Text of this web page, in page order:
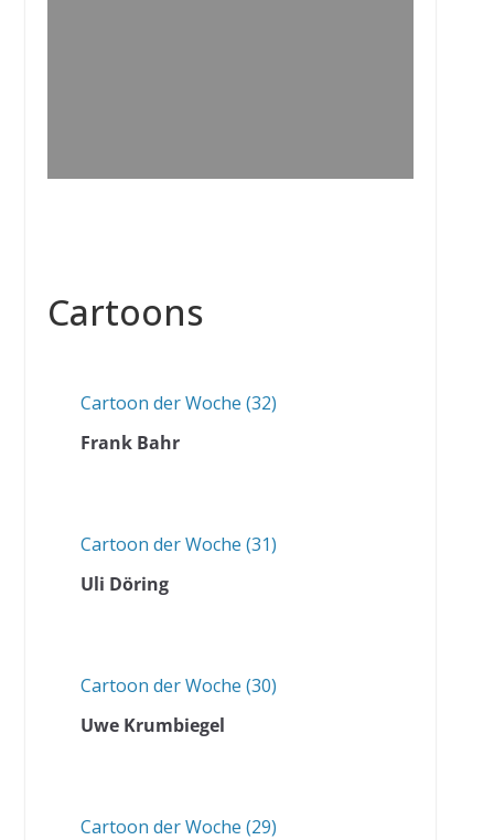
Cartoons
Cartoon der Woche (32)
Frank Bahr
Cartoon der Woche (31)
Uli Döring
Cartoon der Woche (30)
Uwe Krumbiegel
Cartoon der Woche (29)